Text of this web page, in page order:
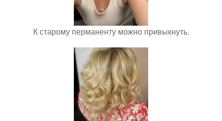
К старому перманенту можно привыкнуть.